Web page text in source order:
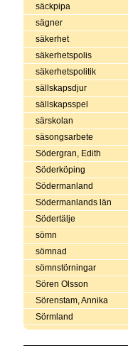
säckpipa
sägner
säkerhet
säkerhetspolis
säkerhetspolitik
sällskapsdjur
sällskapsspel
särskolan
säsongsarbete
Södergran, Edith
Söderköping
Södermanland
Södermanlands län
Södertälje
sömn
sömnad
sömnstörningar
Sören Olsson
Sörenstam, Annika
Sörmland